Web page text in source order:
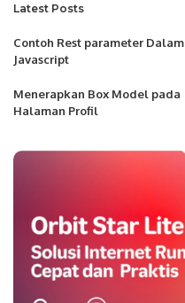
Latest Posts
Contoh Rest parameter Dalam
Javascript
Menerapkan Box Model pada
Halaman Profil